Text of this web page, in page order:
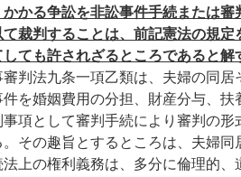
かかる争訟を非訟事件手続または
て裁判することは、前記憲法の規
しても許されざるところであると解
審判法九条一項乙類は、夫婦の同
件を婚姻費用の分担、財産分与、扶
事項として審判手続により審判の形
。その趣旨とするところは、夫婦同
法上の権利義務は、多分に倫理的